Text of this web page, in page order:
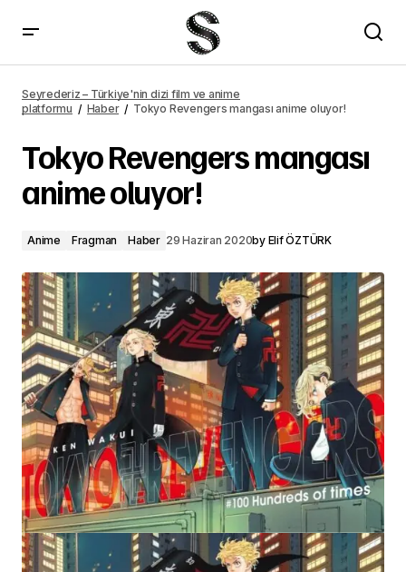
Seyrederiz – Türkiye'nin dizi film ve anime
platformu
Haber Tokyo Revengers mangası anime oluyor!
Tokyo Revengers mangası
anime oluyor!
Anime Fragman Haber 29 Haziran 2020by Elif ÖZTÜRK